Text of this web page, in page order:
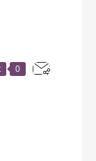
0